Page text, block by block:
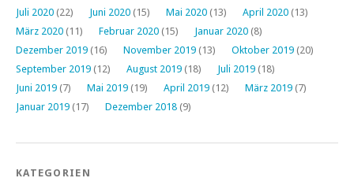
Juli 2020 (22) Juni 2020 (15) Mai 2020 (13) April 2020 (13)
März 2020 (11) Februar 2020 (15) Januar 2020 (8)
Dezember 2019 (16) November 2019 (13) Oktober 2019 (20)
September 2019 (12) August 2019 (18) Juli 2019 (18)
Juni 2019 (7) Mai 2019 (19) April 2019 (12) März 2019 (7)
Januar 2019 (17) Dezember 2018 (9)
KATEGORIEN